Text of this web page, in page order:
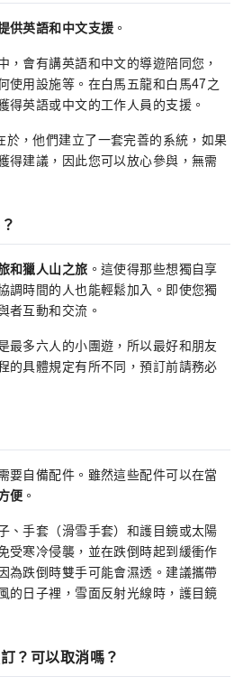
供英語和中文支援 。
，會有講英語和中文的導遊陪同您，
使用設施等。在白馬五龍和白馬47之
得英語或中文的工作人員的支援。
，他們建立了一套完善的系統，如果
得建議，因此您可以放心參與，無需
和獵人山之旅 。這使得那些想獨自享
調時間的人也能輕鬆加入。即使您獨
者互動和交流。
最多六人的小團遊，所以最好和朋友
的具體規定有所不同，預訂前請務必
要自備配件。雖然這些配件可以在當
便 。
、手套（滑雪手套）和護目鏡或太陽
受寒冷侵襲，並在跌倒時起到緩衝作
為跌倒時雙手可能會濕透。建議攜帶
的日子裡，雪面反射光線時，護目鏡
？可以取消嗎？